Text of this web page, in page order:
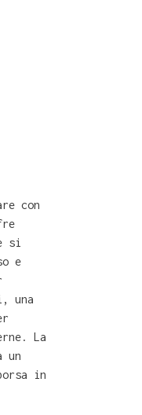
con
si
e
una
La
un
in